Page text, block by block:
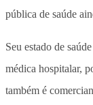
pública de saúde
Seu estado de
médica hospitalar,
também é